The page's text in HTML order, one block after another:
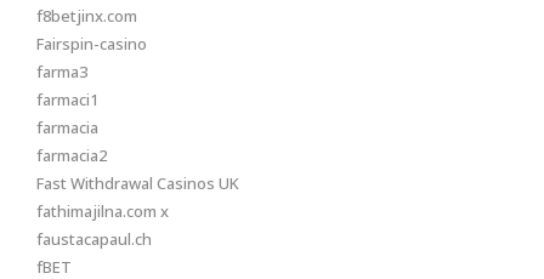
f8betjinx.com
Fairspin-casino
farma3
farmaci1
farmacia
farmacia2
Fast Withdrawal Casinos UK
fathimajilna.com x
faustacapaul.ch
fBET